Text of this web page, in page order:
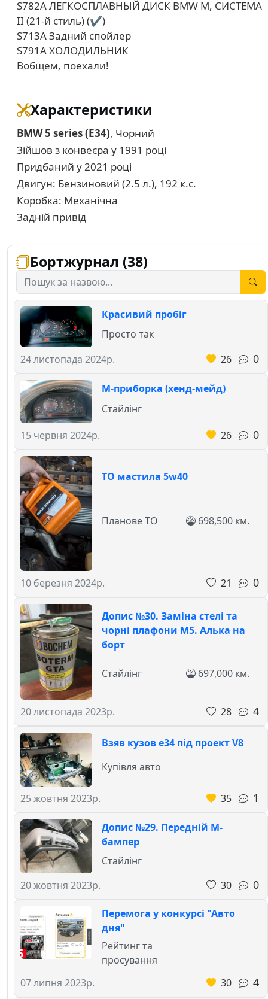
S782A ЛЕГКОСПЛАВНЫЙ ДИСК BMW M, СИСТЕМА
II (21-й стиль) (✔)
S713A Задний спойлер
S791A ХОЛОДИЛЬНИК
Вобщем, поехали!
Характеристики
BMW 5 series (E34), Чорний
Зійшов з конвеєра у 1991 році
Придбаний у 2021 році
Двигун: Бензиновий (2.5 л.), 192 к.с.
Коробка: Механічна
Задній привід
Бортжурнал (38)
Красивий пробіг
24 листопада 2024р.
Просто так
26
0
М-приборка (хенд-мейд)
15 червня 2024р.
Стайлінг
26 0
ТО мастила 5w40
10 березня 2024р.
Планове ТО 698,500 км.
21 0
Допис №30. Заміна стелі та
чорні плафони М5. Алька на
борт
20 листопада 2023р.
Стайлінг 697,000 км.
28 4
Взяв кузов е34 під проект V8
25 жовтня 2023р.
Купівля авто
35 1
Допис №29. Передній М-
бампер
20 жовтня 2023р.
Стайлінг
30
0
Перемога у конкурсі "Авто
дня"
07 липня 2023р.
Рейтинг та
просування
30
4